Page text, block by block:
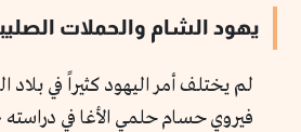
يهود الشام والحملات
لم يختلف أمر اليهود كثيراً في
فيروي حسام حلمي الأغا في دراسته